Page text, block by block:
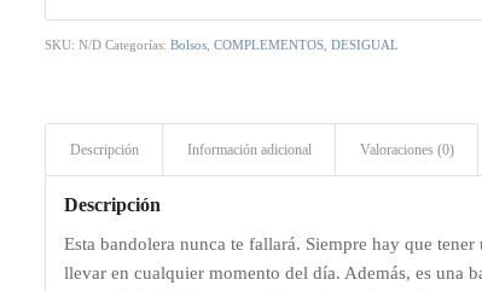
SKU:N/D Categorías:Bolsos ,COMPLEMENTOS ,DESIGUAL
Descripción Información adicional Valoraciones (0)
Descripción
Esta bandolera nunca te fallará. Siempre hay que
llevar en cualquier momento del día. Además, es una